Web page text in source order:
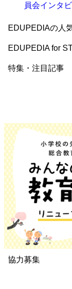
員会インタ
EDUPEDIAの人
EDUPEDIA for
特集・注目記事
協力募集